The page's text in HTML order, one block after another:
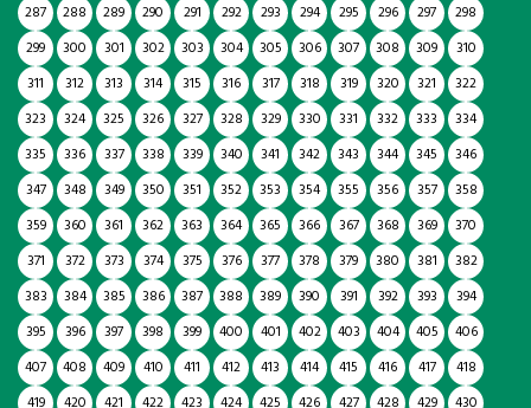
287
288 289 290 291 292 293 294 295 296 297
298
299
300 301 302 303 304 305 306 307 308 309
310
311
312 313 314 315 316 317 318 319 320 321
322
323
324 325 326 327 328 329 330 331 332 333
334
335
336 337 338 339 340 341 342 343 344 345
346
347
348 349 350 351 352 353 354 355 356 357
358
359
360 361 362 363 364 365 366 367 368 369
370
371
372 373 374 375 376 377 378 379 380 381
382
383
384 385 386 387 388 389 390 391 392 393
394
395
396 397 398 399 400 401 402 403 404 405
406
407
408 409 410 411 412 413 414 415 416 417
418
419
420 421 422 423 424 425 426 427 428 429
430